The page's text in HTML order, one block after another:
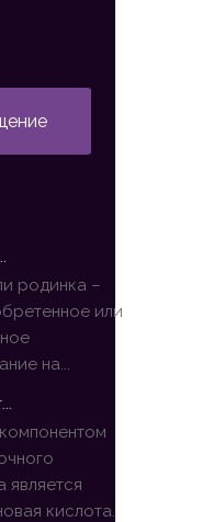
родинка –
или
на...
является
кислота.